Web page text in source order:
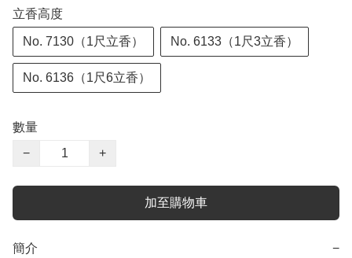
立香高度
No. 7130（1尺立香） No. 6133（1尺3立香）
No. 6136（1尺6立香）
數量
−
+
加至購物車
簡介 −